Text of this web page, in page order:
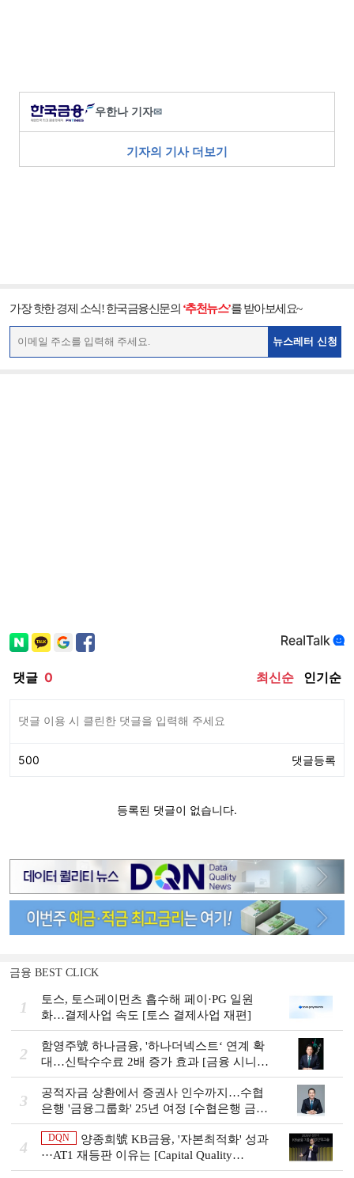
우한나 기자✉
기자의 기사 더보기
가장 핫한 경제 소식! 한국금융신문의 ‘추천뉴스’를 받아보세요~
뉴스레터 신청
금융 BEST CLICK
1
토스, 토스페이먼츠 흡수해 페이·PG 일원
화…결제사업 속도 [토스 결제사업 재편]
2
함영주號 하나금융, '하나더넥스트‘ 연계 확
대…신탁수수료 2배 증가 효과 [금융 시니어
비즈니스 돋보기]
3
공적자금 상환에서 증권사 인수까지…수협
은행 '금융그룹화' 25년 여정 [수협은행 금융
그룹의 꿈①]
4
DQN
양종희號 KB금융, '자본최적화' 성과
···AT1 재등판 이유는 [Capital Quality
Review]]